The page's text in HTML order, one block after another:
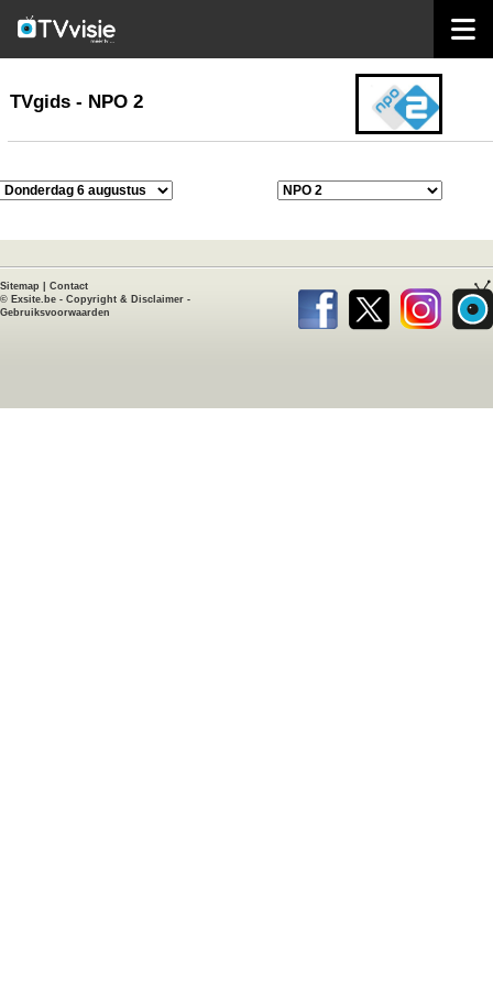
TVgids
TVgids - NPO 2
Sitemap
Contact
© Exsite.be - Copyright & Disclaimer -
Gebruiksvoorwaarden